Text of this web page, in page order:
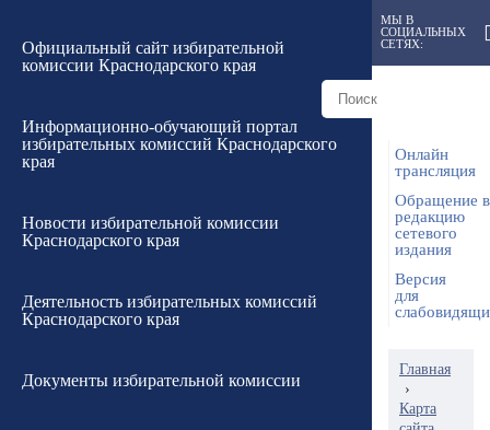
Официальный сайт избирательной
комиссии Краснодарского края
Информационно-обучающий портал
избирательных комиссий Краснодарского
края
Новости избирательной комиссии
Краснодарского края
Деятельность избирательных комиссий
Краснодарского края
Документы избирательной комиссии
МЫ В
СОЦИАЛЬНЫХ
СЕТЯХ:
Онлайн
трансляция
Обращение в
редакцию
сетевого
издания
Версия
для
Главная
›
Карта